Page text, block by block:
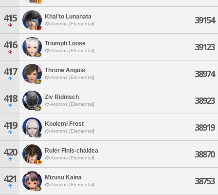
415 Khai'to Lunanata
Atomos [Elemental] 39154
416 Triumph Loose
Atomos [Elemental] 39123
417 Throne Anguis
Atomos [Elemental] 38974
418 Ziv Ridnisch
Atomos [Elemental] 38923
419 Knolemi Frost
Atomos [Elemental] 38919
420 Ruler Finis-chaldea
Atomos [Elemental] 38870
421 Mizusu Kaina
Atomos [Elemental] 38753